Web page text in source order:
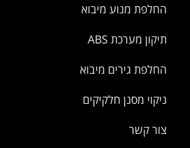
החלפת מנוע מיבוא
תיקון מערכת ABS
החלפת גירים מיבוא
ניקוי מסנן חלקיקים
צור קשר